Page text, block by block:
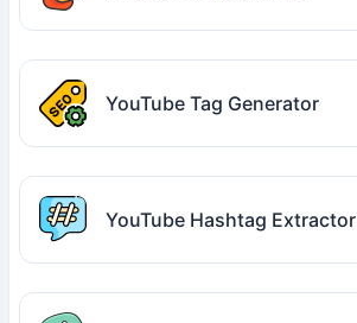
YouTube Tag Generator
YouTube Hashtag Extractor